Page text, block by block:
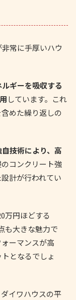
常に手厚いハウ
ギーを吸収する
しています。これ
めた繰り返しの
技術により、高
コンクリート強
計が行われてい
万円ほどする
も大きな魅力で
ーマンスが高
となるでしょ
イワハウスの平